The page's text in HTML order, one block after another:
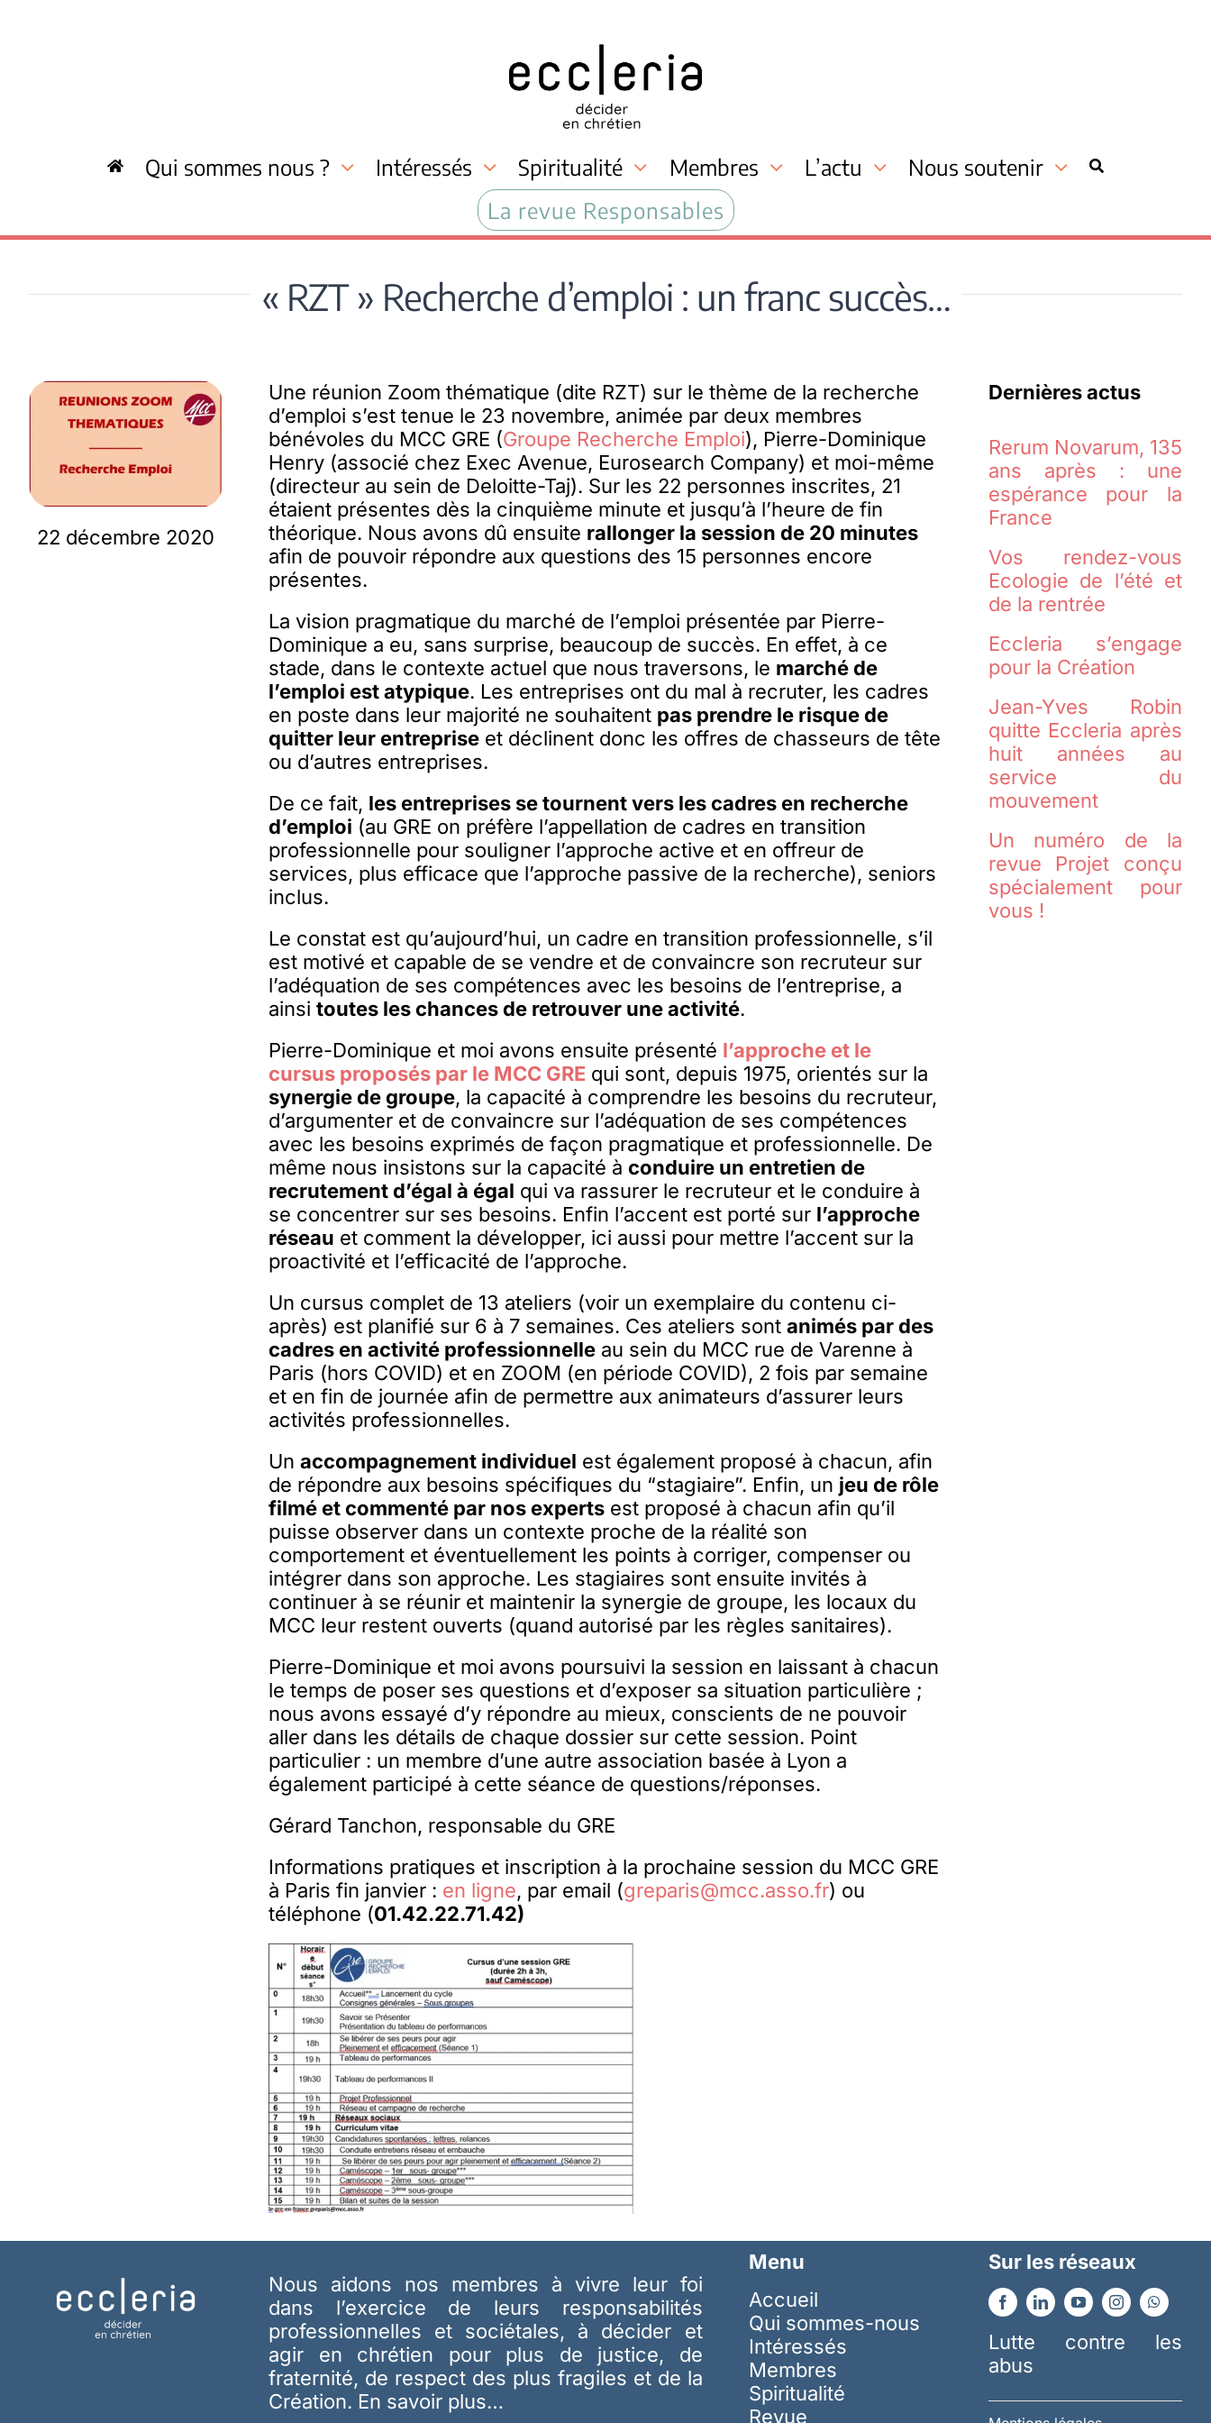
Qui sommes nous ? Intéressés Spiritualité Membres L’actu
Nous soutenir
La revue Responsables
« RZT » Recherche d’emploi : un franc succès…
22 décembre 2020
Une réunion Zoom thématique (dite RZT) sur le thème de la recherche
d’emploi s’est tenue le 23 novembre, animée par deux membres
bénévoles du MCC GRE (Groupe Recherche Emploi), Pierre-Dominique
Henry (associé chez Exec Avenue, Eurosearch Company) et moi-même
(directeur au sein de Deloitte-Taj). Sur les 22 personnes inscrites, 21
étaient présentes dès la cinquième minute et jusqu’à l’heure de fin
théorique. Nous avons dû ensuite rallonger la session de 20 minutes
afin de pouvoir répondre aux questions des 15 personnes encore
présentes.
La vision pragmatique du marché de l’emploi présentée par Pierre-
Dominique a eu, sans surprise, beaucoup de succès. En effet, à ce
stade, dans le contexte actuel que nous traversons, le marché de
l’emploi est atypique. Les entreprises ont du mal à recruter, les cadres
en poste dans leur majorité ne souhaitent pas prendre le risque de
quitter leur entreprise et déclinent donc les offres de chasseurs de tête
ou d’autres entreprises.
De ce fait, les entreprises se tournent vers les cadres en recherche
d’emploi (au GRE on préfère l’appellation de cadres en transition
professionnelle pour souligner l’approche active et en offreur de
services, plus efficace que l’approche passive de la recherche), seniors
inclus.
Le constat est qu’aujourd’hui, un cadre en transition professionnelle, s’il
est motivé et capable de se vendre et de convaincre son recruteur sur
l’adéquation de ses compétences avec les besoins de l’entreprise, a
ainsitoutes les chances de retrouver une activité.
Pierre-Dominique et moi avons ensuite présenté l’approche et le
cursus proposés par le MCC GRE qui sont, depuis 1975, orientés sur la
synergie de groupe, la capacité à comprendre les besoins du recruteur,
d’argumenter et de convaincre sur l’adéquation de ses compétences
avec les besoins exprimés de façon pragmatique et professionnelle. De
même nous insistons sur la capacité à conduire un entretien de
recrutement d’égal à égal qui va rassurer le recruteur et le conduire à
se concentrer sur ses besoins. Enfin l’accent est porté sur l’approche
réseau et comment la développer, ici aussi pour mettre l’accent sur la
proactivité et l’efficacité de l’approche.
Un cursus complet de 13 ateliers (voir un exemplaire du contenu ci-
après) est planifié sur 6 à 7 semaines. Ces ateliers sontanimés par des
cadres en activité professionnelle au sein du MCC rue de Varenne à
Paris (hors COVID) et en ZOOM (en période COVID), 2 fois par semaine
et en fin de journée afin de permettre aux animateurs d’assurer leurs
activités professionnelles.
Unaccompagnement individuel est également proposé à chacun, afin
de répondre aux besoins spécifiques du “stagiaire”. Enfin, un jeu de rôle
filmé et commenté par nos experts est proposé à chacun afin qu’il
puisse observer dans un contexte proche de la réalité son
comportement et éventuellement les points à corriger, compenser ou
intégrer dans son approche. Les stagiaires sont ensuite invités à
continuer à se réunir et maintenir la synergie de groupe, les locaux du
MCC leur restent ouverts (quand autorisé par les règles sanitaires).
Pierre-Dominique et moi avons poursuivi la session en laissant à chacun
le temps de poser ses questions et d’exposer sa situation particulière ;
nous avons essayé d’y répondre au mieux, conscients de ne pouvoir
aller dans les détails de chaque dossier sur cette session. Point
particulier : un membre d’une autre association basée à Lyon a
également participé à cette séance de questions/réponses.
Gérard Tanchon, responsable du GRE
Informations pratiques et inscription à la prochaine session du MCC GRE
à Paris fin janvier : en ligne, par email (greparis@mcc.asso.fr) ou
téléphone (01.42.22.71.42)
Dernières actus
Rerum Novarum, 135
ans après : une
espérance pour la
France
Vos rendez-vous
Ecologie de l’été et
de la rentrée
Eccleria s’engage
pour la Création
Jean-Yves Robin
quitte Eccleria après
huit années au
service du
mouvement
Un numéro de la
revue Projet conçu
spécialement pour
vous !
Nous aidons nos membres à vivre leur foi
dans l’exercice de leurs responsabilités
professionnelles et sociétales, à décider et
agir en chrétien pour plus de justice, de
fraternité, de respect des plus fragiles et de la
Création. En savoir plus…
Menu
Accueil
Qui sommes-nous
Intéressés
Membres
Spiritualité
Revue
Sur les réseaux
Lutte contre les
abus